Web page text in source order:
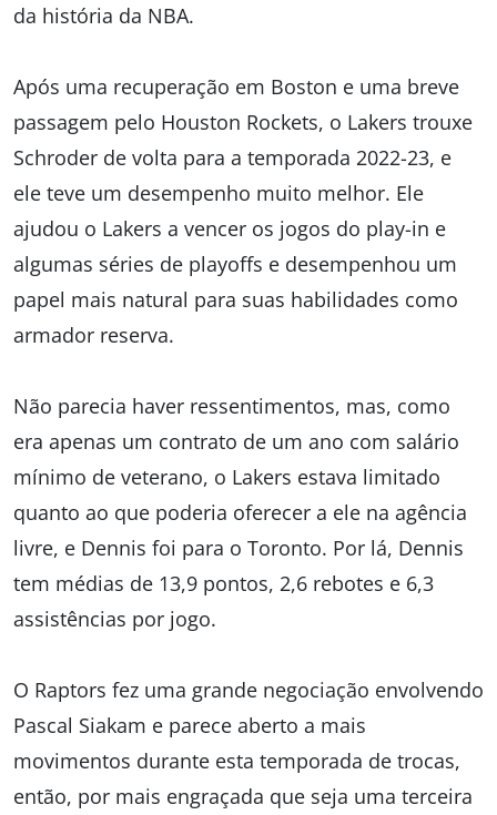
da história da NBA.
Após uma recuperação em Boston e uma breve
passagem pelo Houston Rockets, o Lakers trouxe
Schroder de volta para a temporada 2022-23, e
ele teve um desempenho muito melhor. Ele
ajudou o Lakers a vencer os jogos do play-in e
algumas séries de playoffs e desempenhou um
papel mais natural para suas habilidades como
armador reserva.
Não parecia haver ressentimentos, mas, como
era apenas um contrato de um ano com salário
mínimo de veterano, o Lakers estava limitado
quanto ao que poderia oferecer a ele na agência
livre, e Dennis foi para o Toronto. Por lá, Dennis
tem médias de 13,9 pontos, 2,6 rebotes e 6,3
assistências por jogo.
O Raptors fez uma grande negociação envolvendo
Pascal Siakam e parece aberto a mais
movimentos durante esta temporada de trocas,
então, por mais engraçada que seja uma terceira